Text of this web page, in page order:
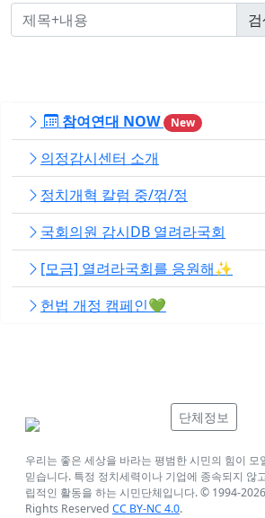
참여연대 NOW New
의정감시센터 소개
정치개혁 칼럼 중/꺾/정
국회의원 감시DB 열려라국회
[모금] 열려라국회를 응원해✨
헌법 개정 캠페인💚
단체정보
우리는 좋은 세상을 바라는 평범한 시민의 힘이 모
믿습니다. 특정 정치세력이나 기업에 종속되지 않
립적인 활동을 하는 시민단체입니다. © 1994-2026
Rights Reserved CC BY-NC 4.0.